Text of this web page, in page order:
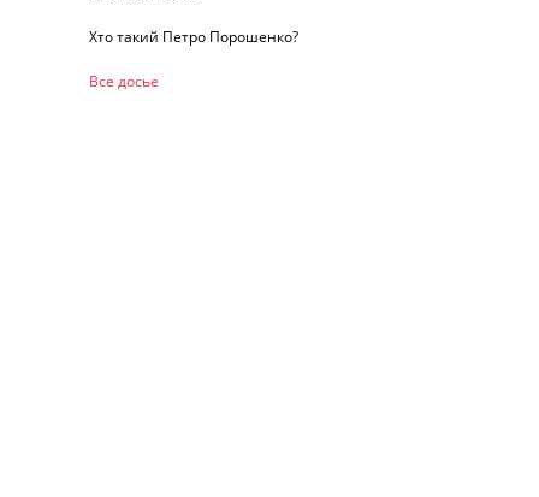
Хто такий Петро Порошенко?
Все досье